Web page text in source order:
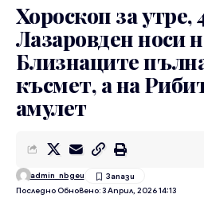
Хороскоп за утре,
Лазаровден носи
Близнаците
късмет, а на
амулет
Последно Обновено: 3 Април, 2026 14:13
admin_nbgeu